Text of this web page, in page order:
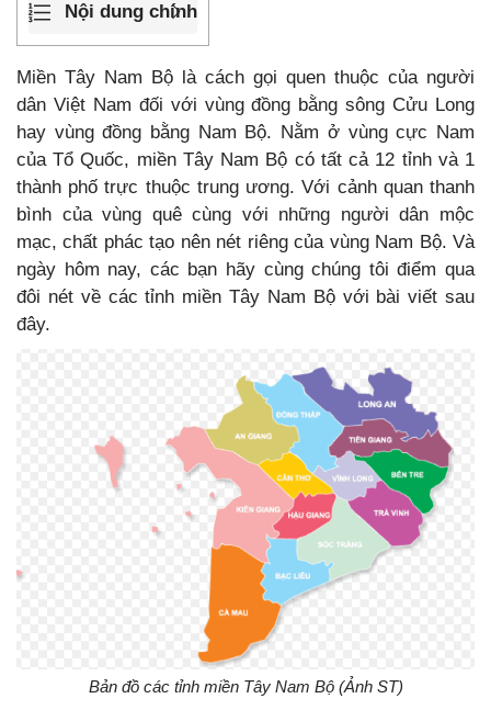
Nội dung chính
Miền Tây Nam Bộ là cách gọi quen thuộc của người
dân Việt Nam đối với vùng đồng bằng sông Cửu Long
hay vùng đồng bằng Nam Bộ. Nằm ở vùng cực Nam
của Tổ Quốc, miền Tây Nam Bộ có tất cả 12 tỉnh và 1
thành phố trực thuộc trung ương. Với cảnh quan thanh
bình của vùng quê cùng với những người dân mộc
mạc, chất phác tạo nên nét riêng của vùng Nam Bộ. Và
ngày hôm nay, các bạn hãy cùng chúng tôi điểm qua
đôi nét về các tỉnh miền Tây Nam Bộ với bài viết sau
đây.
Bản đồ các tỉnh miền Tây Nam Bộ (Ảnh ST)